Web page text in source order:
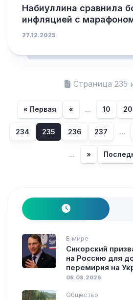
Набиуллина сравнила
инфляцией с
27.12.2025
Страница 235
« Первая « ... 10 20
234 235 236 237 ...
... »
В мире
Сикорский
на Россию для
перемирия на
08.08.2026
Общество